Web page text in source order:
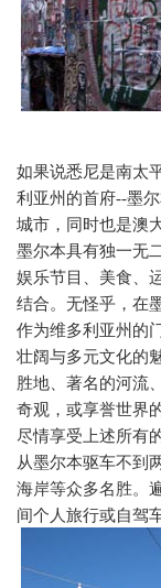
如果说悉尼是南太
利亚州的首府--墨
城市，同时也是澳
墨尔本具有独一无
娱乐节目、美食、
结合。无怪乎，在
作为维多利亚州的
壮阔与多元文化的
胜地、著名的河流
奇观，或享誉世界
尽情享受上述所有
从墨尔本驱车不到
海岸等众多名胜。
间个人旅行或自驾